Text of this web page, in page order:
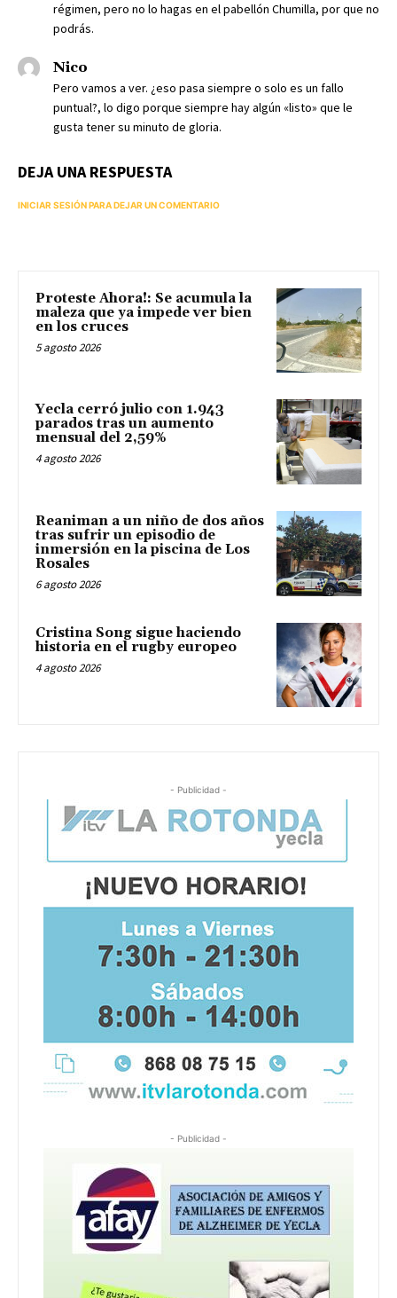
régimen, pero no lo hagas en el pabellón Chumilla, por que no
podrás.
Nico
Pero vamos a ver. ¿eso pasa siempre o solo es un fallo
puntual?, lo digo porque siempre hay algún «listo» que le
gusta tener su minuto de gloria.
DEJA UNA RESPUESTA
INICIAR SESIÓN PARA DEJAR UN COMENTARIO
Proteste Ahora!: Se acumula la
maleza que ya impede ver bien
en los cruces
5 agosto 2026
Yecla cerró julio con 1.943
parados tras un aumento
mensual del 2,59%
4 agosto 2026
Reaniman a un niño de dos años
tras sufrir un episodio de
inmersión en la piscina de Los
Rosales
6 agosto 2026
Cristina Song sigue haciendo
historia en el rugby europeo
4 agosto 2026
- Publicidad -
- Publicidad -